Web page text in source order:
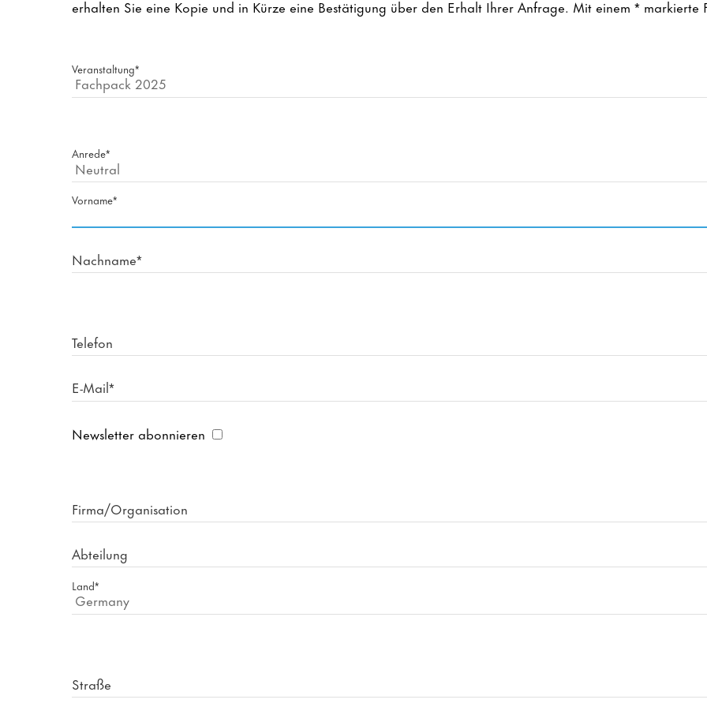
erhalten Sie eine Kopie und in Kürze eine Bestätigung über den Erhalt Ihrer Anfrage. Mit einem * markierte
Veranstaltung*
Anrede*
Vorname*
Nachname*
Telefon
E-Mail*
Newsletter abonnieren
Firma/Organisation
Abteilung
Land*
Straße